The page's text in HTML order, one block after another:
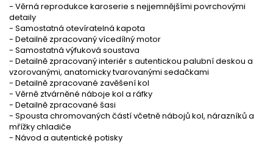
- Věrná reprodukce karoserie s nejjemnějšími povrchovými
detaily
- Samostatná otevíratelná kapota
- Detailně zpracovaný vícedílný motor
- Samostatná výfuková soustava
- Detailně zpracovaný interiér s autentickou palubní deskou a
vzorovanými, anatomicky tvarovanými sedačkami
- Detailně zpracované zavěšení kol
- Věrně ztvárněné náboje kol a ráfky
- Detailně zpracované šasi
- Spousta chromovaných částí včetně nábojů kol, nárazníků a
mřížky chladiče
- Návod a autentické potisky